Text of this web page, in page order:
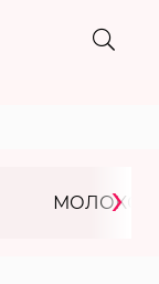
МОЛОКО
›